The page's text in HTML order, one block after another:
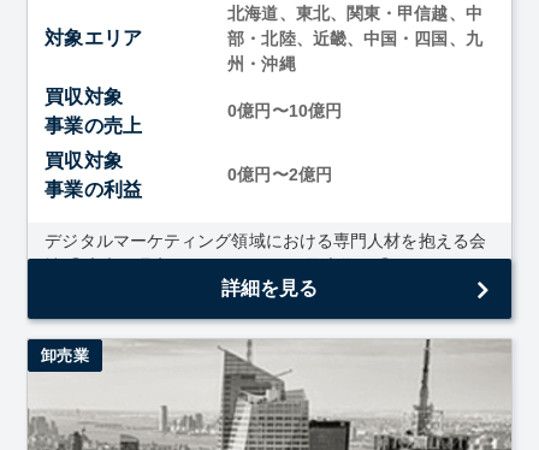
対象エリア
北海道、東北、関東・甲信越、中
部・北陸、近畿、中国・四国、九
州・沖縄
買収対象
事業の売上
0億円〜10億円
買収対象
事業の利益
0億円〜2億円
デジタルマーケティング領域における専門人材を抱える会
リューション（Webサイト・アプリ...
詳細を見る
卸売業